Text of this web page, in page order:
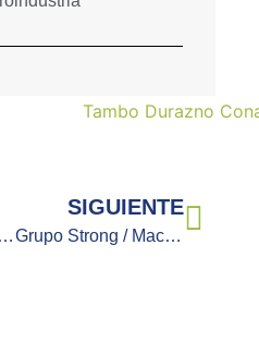
PTP Seguridad – Córdoba
SIGUIENTE
Grupo Strong / Maccio S.A.